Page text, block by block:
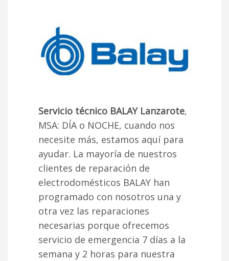
Servicio técnico BALAY Lanzarote,
MSA: DÍA o NOCHE, cuando nos
necesite más, estamos aquí para
ayudar. La mayoría de nuestros
clientes de reparación de
electrodomésticos BALAY han
programado con nosotros una y
otra vez las reparaciones
necesarias porque ofrecemos
servicio de emergencia 7 días a la
semana y 2 horas para nuestra